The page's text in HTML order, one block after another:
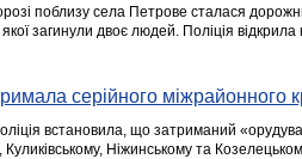
поблизу села Петрове сталася
якої загинули двоє людей. Поліція
серійного міжрайонного
встановила, що затриманий
Куликівському, Ніжинському та